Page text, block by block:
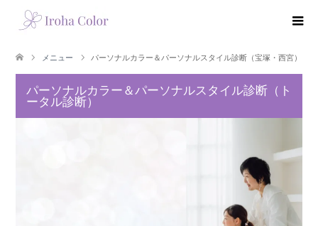
メニュー パーソナルカラー＆パーソナルスタイル診断（宝塚・西宮）
パーソナルカラー＆パーソナルスタイル診断（ト
ータル診断）